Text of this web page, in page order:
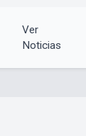
Ver
Noticias